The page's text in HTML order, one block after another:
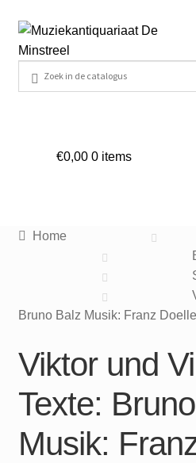
Ga
door
navigatie
Ga
naar
inhoud
Veel gestelde vragen
€0,00 0 items
Home
Bruno Balz Musik: Franz Doelle
Viktor und
Texte:
Musik: